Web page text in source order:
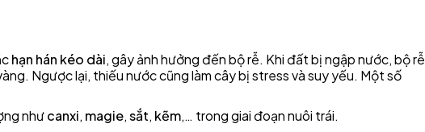
hạn hán kéo dài, gây ảnh hưởng đến bộ rễ. Khi đất bị ngập nước, bộ rễ
Ngược lại, thiếu nước cũng làm cây bị stress và suy yếu. Một số
nhưcanxi, magie,sắt, kẽm,… trong giai đoạn nuôi trái.